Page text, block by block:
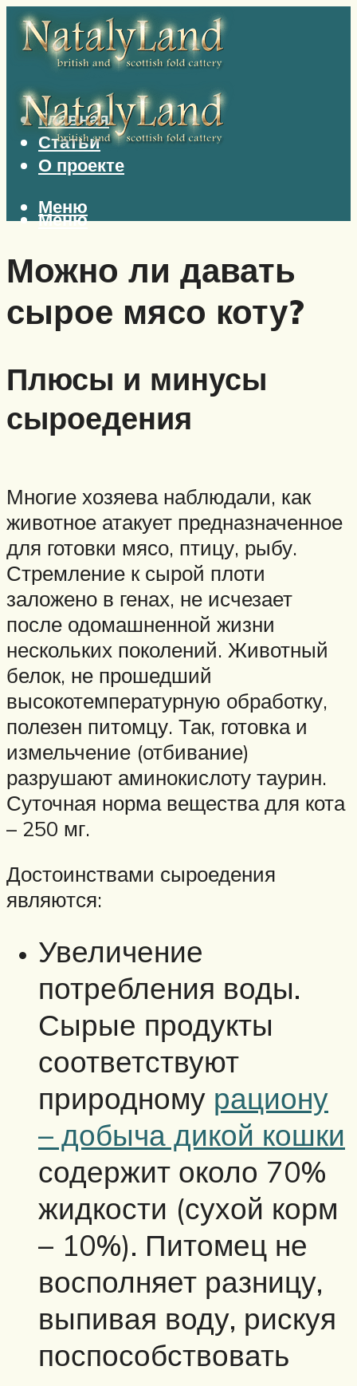
Главная
Статьи
О проекте
Меню
Меню
Можно ли давать
сырое мясо коту?
Плюсы и минусы
сыроедения
Многие хозяева наблюдали, как
животное атакует предназначенное
для готовки мясо, птицу, рыбу.
Стремление к сырой плоти
заложено в генах, не исчезает
после одомашненной жизни
нескольких поколений. Животный
белок, не прошедший
высокотемпературную обработку,
полезен питомцу. Так, готовка и
измельчение (отбивание)
разрушают аминокислоту таурин.
Суточная норма вещества для кота
– 250 мг.
Достоинствами сыроедения
являются:
Увеличение
потребления воды.
Сырые продукты
соответствуют
природному рациону
– добыча дикой кошки
содержит около 70%
жидкости (сухой корм
– 10%). Питомец не
восполняет разницу,
выпивая воду, рискуя
поспособствовать